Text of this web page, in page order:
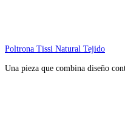
Poltrona Tissi Natural Tejido
Una pieza que combina diseño